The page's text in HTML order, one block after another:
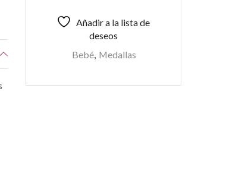
Añadir a la lista de
deseos
Bebé Medallas